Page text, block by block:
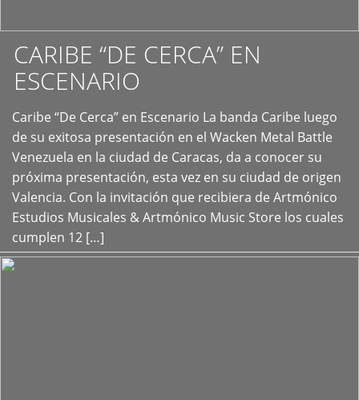
CARIBE “DE CERCA” EN
ESCENARIO
Caribe “De Cerca” en Escenario La banda Caribe luego
de su exitosa presentación en el Wacken Metal Battle
Venezuela en la ciudad de Caracas, da a conocer su
próxima presentación, esta vez en su ciudad de origen
Valencia. Con la invitación que recibiera de Artmónico
Estudios Musicales & Artmónico Music Store los cuales
cumplen 12 […]
+